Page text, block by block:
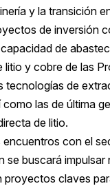
y la transición
de inversión
de
litio y cobre de las
tecnologías de
como las de última
de litio.
encuentros con el
se buscará impulsar
proyectos claves